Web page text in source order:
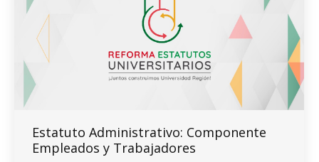
Estatuto Administrativo: Componente
Empleados y Trabajadores